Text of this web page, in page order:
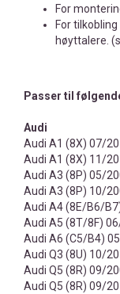
For
For
høyttalere.
Passer til
Audi
Audi A1 (8X) 07/
Audi A1 (8X) 11/
Audi A3 (8P) 05/
Audi A3 (8P) 10/
Audi A4 (8E/B6/
Audi A5 (8T/8F)
Audi A6 (C5/B4)
Audi Q3 (8U) 10/
Audi Q5 (8R) 09/
Audi Q5 (8R) 09/